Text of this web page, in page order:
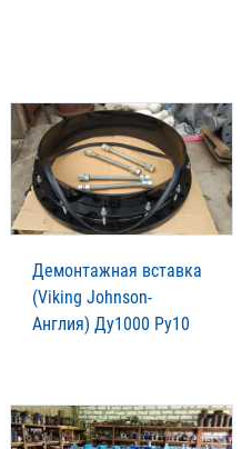
Демонтажная вставка
(Viking Johnson-
Англия) Ду1000 Ру10